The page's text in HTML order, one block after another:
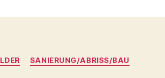
SANIERUNG/ABRISS/BAU